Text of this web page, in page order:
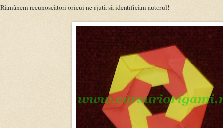
Rămânem recunoscători oricui ne ajută să identificăm autorul!